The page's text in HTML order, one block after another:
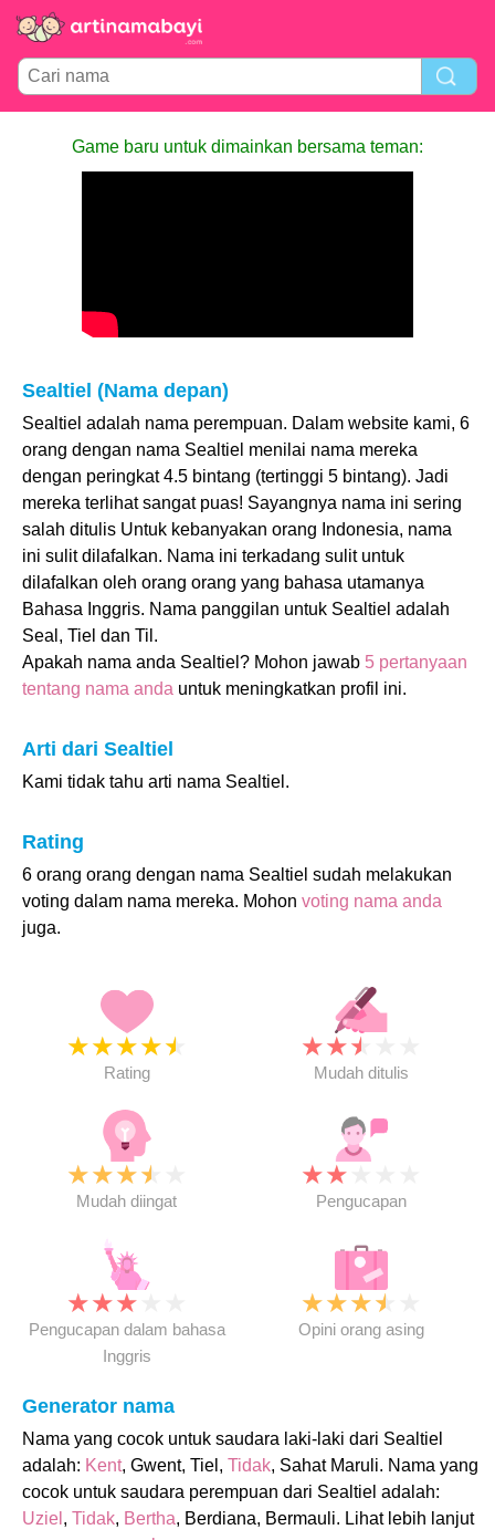
Game baru untuk dimainkan bersama teman:
Sealtiel (Nama depan)
Sealtiel adalah nama perempuan. Dalam website kami, 6
orang dengan nama Sealtiel menilai nama mereka
dengan peringkat 4.5 bintang (tertinggi 5 bintang). Jadi
mereka terlihat sangat puas! Sayangnya nama ini sering
salah ditulis Untuk kebanyakan orang Indonesia, nama
ini sulit dilafalkan. Nama ini terkadang sulit untuk
dilafalkan oleh orang orang yang bahasa utamanya
Bahasa Inggris. Nama panggilan untuk Sealtiel adalah
Seal, Tiel dan Til.
Apakah nama anda Sealtiel? Mohon jawab 5 pertanyaan
tentang nama anda untuk meningkatkan profil ini.
Arti dari Sealtiel
Kami tidak tahu arti nama Sealtiel.
Rating
6 orang orang dengan nama Sealtiel sudah melakukan
voting dalam nama mereka. Mohon voting nama anda
juga.
★★★★★
Rating
★★★
Mudah ditulis
★★★★
Mudah diingat
★★
Pengucapan
★★★
Pengucapan dalam bahasa
Inggris
★★★★
Opini orang asing
Generator nama
Nama yang cocok untuk saudara laki-laki dari Sealtiel
adalah: Kent, Gwent, Tiel, Tidak, Sahat Maruli. Nama yang
cocok untuk saudara perempuan dari Sealtiel adalah:
Uziel , Tidak, Bertha, Berdiana, Bermauli. Lihat lebih lanjut